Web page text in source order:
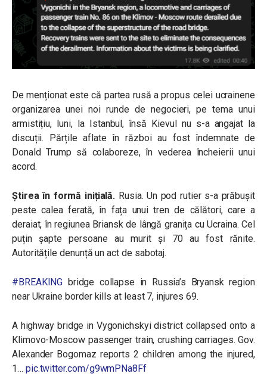
De menționat este că partea rusă a propus celei ucrainene
organizarea unei noi runde de negocieri, pe tema unui
armistițiu, luni, la Istanbul, însă Kievul nu s-a angajat la
discuții. Părțile aflate în război au fost îndemnate de
Donald Trump să colaboreze, în vederea încheierii unui
acord.
Știrea în formă inițială. Rusia. Un pod rutier s-a prăbușit
peste calea ferată, în fața unui tren de călători, care a
deraiat, în regiunea Briansk de lângă granița cu Ucraina. Cel
puțin șapte persoane au murit și 70 au fost rănite.
Autoritățile denunță un act de sabotaj.
#BREAKING bridge collapse in Russia’s Bryansk region
near Ukraine border kills at least 7, injures 69.
A highway bridge in Vygonichskyi district collapsed onto a
Klimovo-Moscow passenger train, crushing carriages. Gov.
Alexander Bogomaz reports 2 children among the injured,
1… pic.twitter.com/g9wmPNa8Ff